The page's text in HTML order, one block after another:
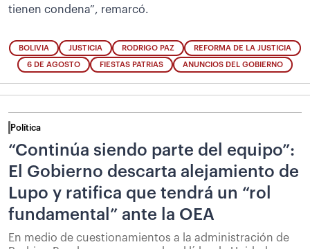
tienen condena”, remarcó.
BOLIVIA JUSTICIA RODRIGO PAZ REFORMA DE LA JUSTICIA
6 DE AGOSTO FIESTAS PATRIAS ANUNCIOS DEL GOBIERNO
Política
“Continúa siendo parte del equipo”:
El Gobierno descarta alejamiento de
Lupo y ratifica que tendrá un “rol
fundamental” ante la OEA
En medio de cuestionamientos a la administración de